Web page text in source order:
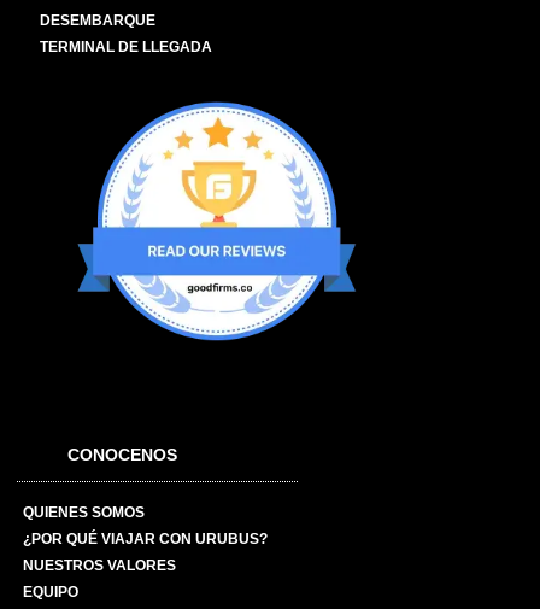
DESEMBARQUE
TERMINAL DE LLEGADA
CONOCENOS
QUIENES SOMOS
¿POR QUÉ VIAJAR CON URUBUS?
NUESTROS VALORES
EQUIPO